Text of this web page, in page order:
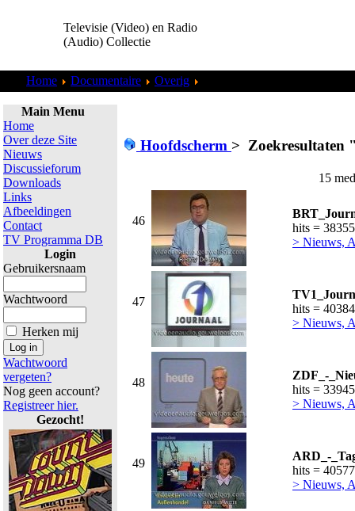
Televisie (Video) en Radio
(Audio) Collectie
Home Documentaire Overig
Main Menu
Home
Over deze Site
Nieuws
Discussieforum
Downloads
Links
Afbeeldingen
Contact
TV Programma DB
Login
Gebruikersnaam
Wachtwoord
Herken mij
Wachtwoord
vergeten?
Nog geen account?
Registreer hier.
Gezocht!
Hoofdscherm > Zoekresultaten
15
46
hits = 38355
> Nieuws,
47
hits = 40384
> Nieuws,
48
ZDF_-
hits = 33945
> Nieuws,
49
ARD_-
hits = 40577
> Nieuws,